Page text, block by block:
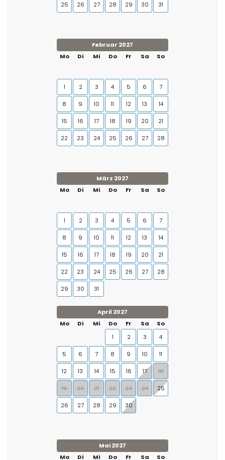
25 26 27 28 29 30 31
Februar 2027
Mo
Di Mi Do Fr Sa So
1 2 3 4 5 6 7
8 9 10 11 12 13 14
15 16 17 18 19 20 21
22 23 24 25 26 27 28
März 2027
Mo
Di Mi Do Fr Sa So
1 2 3 4 5 6 7
8 9 10 11 12 13 14
15 16 17 18 19 20 21
22 23 24 25 26 27 28
29 30 31
April 2027
Mo
Di Mi Do Fr Sa
So
1
2 3 4
5 6 7 8 9 10 11
12 13 14 15 16 17 18
19 20 21 22 23 24 25
26 27 28 29 30
Mai 2027
Mo
Di Mi Do Fr Sa So